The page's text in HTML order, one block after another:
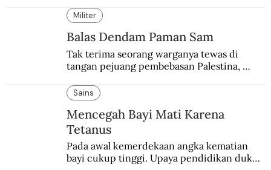
“Neverkusen”.
Militer
Balas Dendam Paman Sam
Tak terima seorang warganya tewas di
tangan pejuang pembebasan Palestina,
pembalasan.
Sains
Mencegah Bayi Mati Karena
Tetanus
Pada awal kemerdekaan angka kematian
bayi cukup tinggi. Upaya pendidikan dukun